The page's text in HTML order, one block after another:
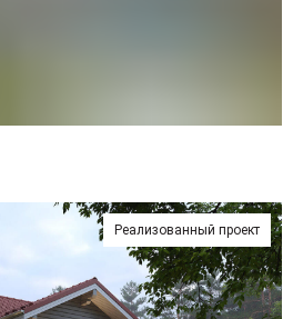
Реализованный проект